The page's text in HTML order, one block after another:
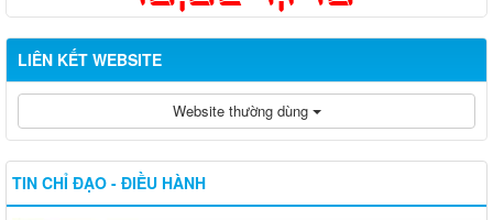
LIÊN KẾT WEBSITE
Website thường dùng
TIN CHỈ ĐẠO - ĐIỀU HÀNH